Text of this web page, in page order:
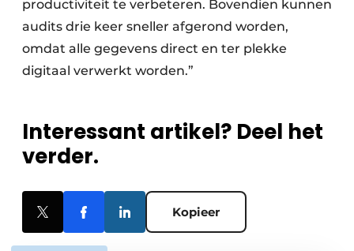
productiviteit te verbeteren. Bovendien kunnen
audits drie keer sneller afgerond worden,
omdat alle gegevens direct en ter plekke
digitaal verwerkt worden.”
Interessant artikel? Deel het
verder.
Kopieer